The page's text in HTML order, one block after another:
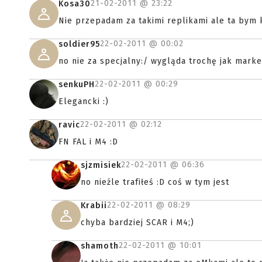
Kosa3021-02-2011 @ 23:22
Nie przepadam za takimi replikami ale ta bym
soldier9522-02-2011 @ 00:02
no nie za specjalny:/ wygląda trochę jak
senkuPH22-02-2011 @ 00:29
Elegancki :)
ravic22-02-2011 @ 02:12
FN FAL i M4 :D
sjzmisiek22-02-2011 @ 06:36
no nieźle trafiłeś :D coś w tym jest
Krabii22-02-2011 @ 08:29
chyba bardziej SCAR i M4;)
shamoth22-02-2011 @ 10:01